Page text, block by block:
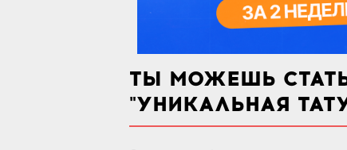
ТЫ МОЖЕШЬ
"УНИКАЛЬНАЯ